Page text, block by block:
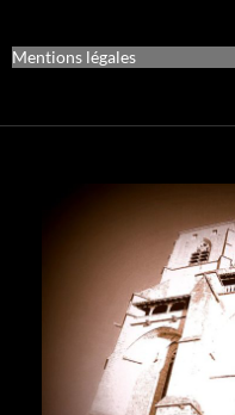
Mentions légales